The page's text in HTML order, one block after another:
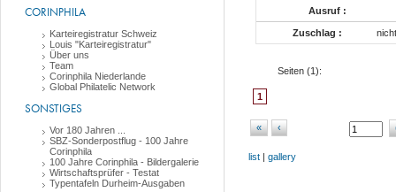
CORINPHILA
Karteiregistratur Schweiz
Louis "Karteiregistratur"
Über uns
Team
Corinphila Niederlande
Global Philatelic Network
SONSTIGES
Vor 180 Jahren ...
SBZ-Sonderpostflug - 100 Jahre
Corinphila
100 Jahre Corinphila - Bildergalerie
Wirtschaftsprüfer - Testat
Typentafeln Durheim-Ausgaben
Ausruf :
Zuschlag :
Seiten (1):
1
« ‹
list | gallery